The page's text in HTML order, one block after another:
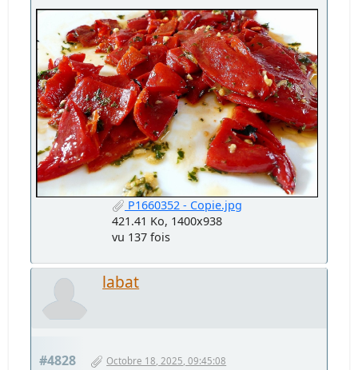
P1660352 - Copie.jpg
421.41 Ko, 1400x938
vu 137 fois
labat
#4828 Octobre 18, 2025, 09:45:08